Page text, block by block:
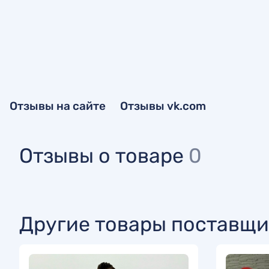
Отзывы на сайте Отзывы vk.com
Отзывы о товаре 0
Другие товары